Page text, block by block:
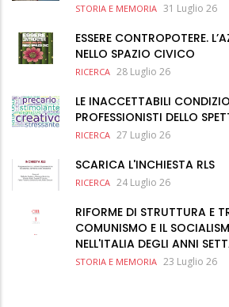
STORIA E MEMORIA 31 Luglio 26
ESSERE CONTROPOTERE.
NELLO SPAZIO CIVICO
RICERCA 28 Luglio 26
LE INACCETTABILI
PROFESSIONISTI DELLO
RICERCA 27 Luglio 26
SCARICA L'INCHIESTA RLS
RICERCA 24 Luglio 26
RIFORME DI STRUTTURA E
COMUNISMO E IL
NELL'ITALIA DEGLI ANNI
STORIA E MEMORIA 23 Luglio 26